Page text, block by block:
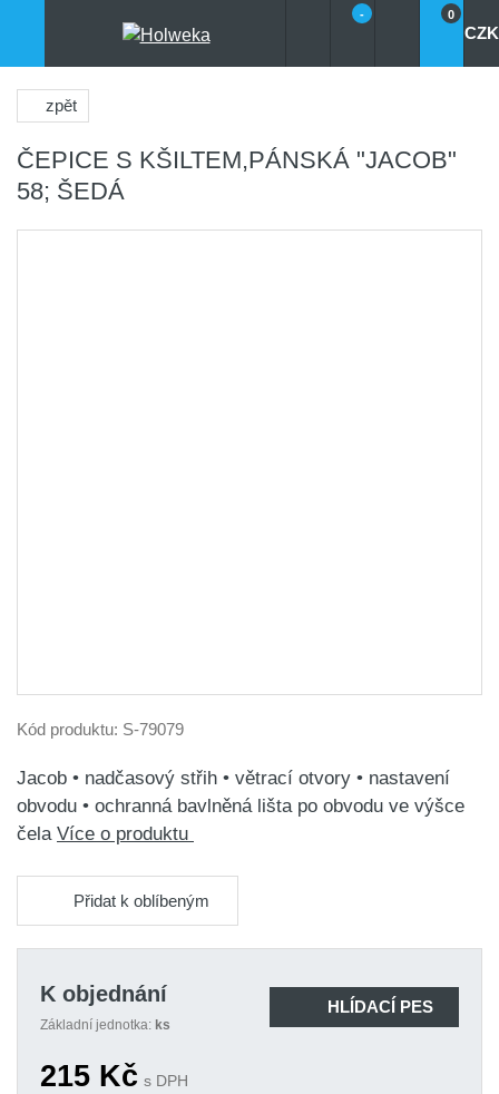
- 0
CZK
zpět
ČEPICE S KŠILTEM,PÁNSKÁ "JACOB"
58; ŠEDÁ
Kód produktu: S-79079
Jacob • nadčasový střih • větrací otvory • nastavení
obvodu • ochranná bavlněná lišta po obvodu ve výšce
čela Více o produktu
Přidat k oblíbeným
K objednání
Základní jednotka: ks
HLÍDACÍ PES
215 Kč s DPH